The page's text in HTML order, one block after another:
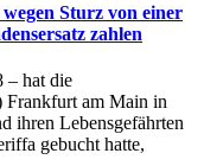
Sturz von einer
zahlen
– hat die
Frankfurt am Main in
ihren Lebensgefährten
gebucht hatte,